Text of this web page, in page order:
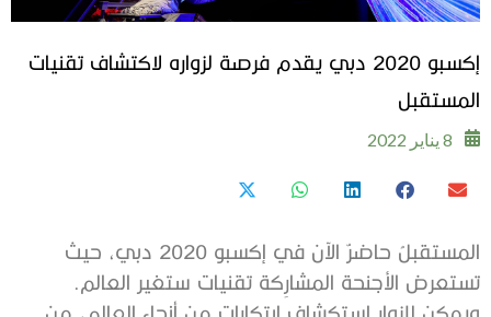
إكسبو 2020 دبي يقدم فرصة لزواره لاكتشاف تقنيات
المستقبل
8 يناير 2022
المستقبلُ حاضرٌ الآن في إكسبو 2020 دبي، حيث
تستعرض الأجنحة المشارِكة تقنيات ستغير العالم.
ويمكن للزوار استكشاف ابتكارات من أنحاء العالم، من